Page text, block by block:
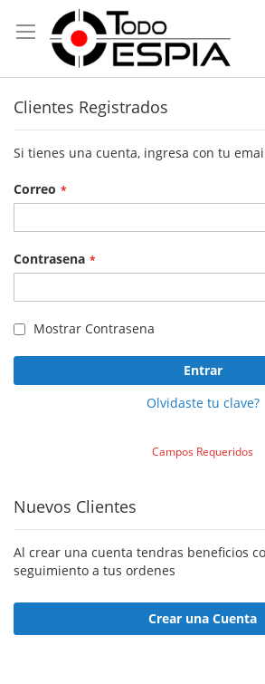
to
Content
Clientes Registrados
Si tienes una cuenta, ingresa con tu
Correo
Contrasena
Mostrar Contrasena
Entrar
Olvidaste tu clave?
Nuevos Clientes
Al crear una cuenta tendras beneficios
seguimiento a tus ordenes
Crear una Cuenta